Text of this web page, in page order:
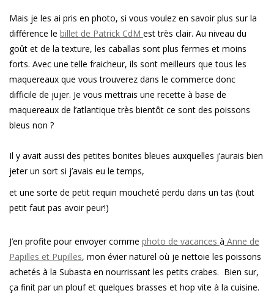
Mais je les ai pris en photo, si vous voulez en savoir plus sur la
différence le billet de Patrick CdM est très clair. Au niveau du
goût et de la texture, les caballas sont plus fermes et moins
forts. Avec une telle fraicheur, ils sont meilleurs que tous les
maquereaux que vous trouverez dans le commerce donc
difficile de jujer. Je vous mettrais une recette à base de
maquereaux de l’atlantique très bientôt ce sont des poissons
bleus non ?
Il y avait aussi des petites bonites bleues auxquelles j’aurais bien
jeter un sort si j’avais eu le temps,
et une sorte de petit requin moucheté perdu dans un tas (tout
petit faut pas avoir peur!)
J’en profite pour envoyer comme photo de vacances à Anne de
Papilles et Pupilles, mon évier naturel où je nettoie les poissons
achetés à la Subasta en nourrissant les petits crabes. Bien sur,
ça finit par un plouf et quelques brasses et hop vite à la cuisine.